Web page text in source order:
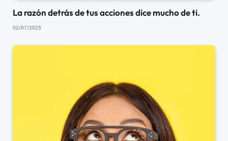
La razón detrás de tus acciones dice mucho de ti.
02/07/2025